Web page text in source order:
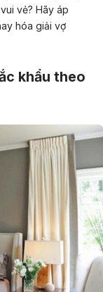
vẻ? Hãy áp
hóa giải vợ
khẩu theo